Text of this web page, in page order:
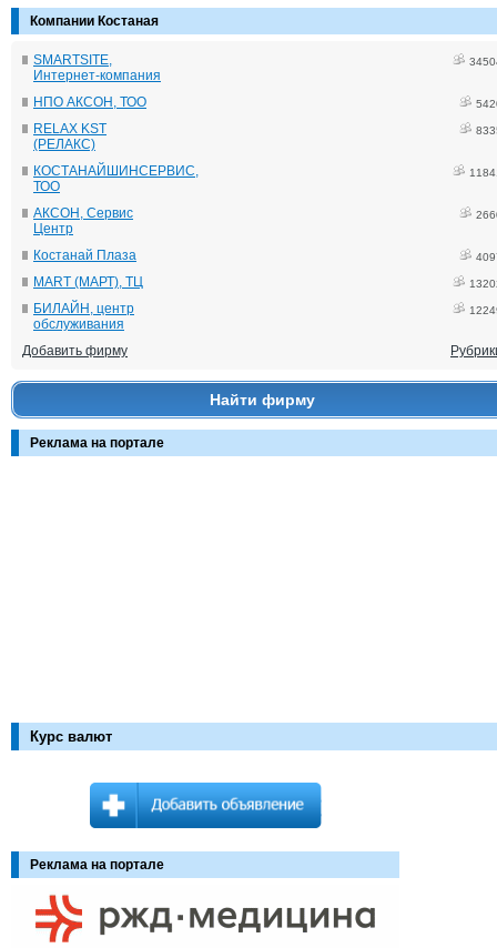
Компании Костаная
SMARTSITE,
Интернет-компания
НПО АКСОН, ТОО
RELAX KST
(РЕЛАКС)
КОСТАНАЙШИНСЕРВИС,
ТОО
АКСОН, Сервис
Центр
Костанай Плаза
MART (МАРТ), ТЦ
БИЛАЙН, центр
обслуживания
Добавить фирму
Найти фирму
Реклама на портале
Курс валют
Реклама на портале